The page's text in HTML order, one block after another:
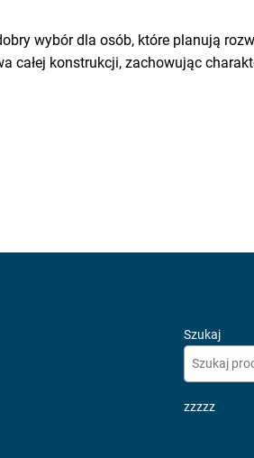
wybór dla osób, które planują
konstrukcji, zachowując
Szukaj
zzzzz